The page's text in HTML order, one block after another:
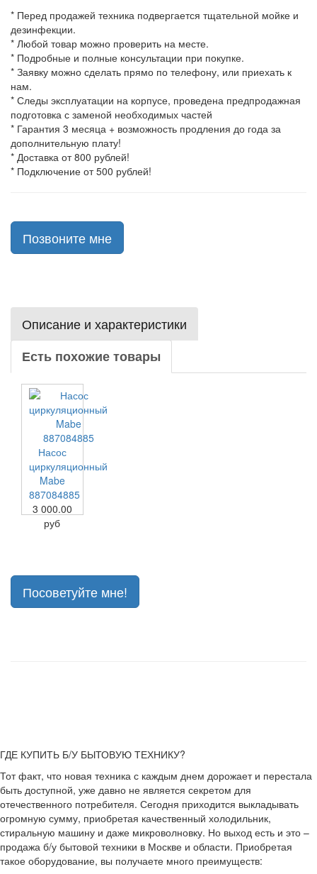
* Перед продажей техника подвергается тщательной мойке и
дезинфекции.
* Любой товар можно проверить на месте.
* Подробные и полные консультации при покупке.
* Заявку можно сделать прямо по телефону, или приехать к
нам.
* Следы эксплуатации на корпусе, проведена предпродажная
подготовка с заменой необходимых частей
* Гарантия 3 месяца + возможность продления до года за
дополнительную плату!
* Доставка от 800 рублей!
* Подключение от 500 рублей!
Позвоните мне
Описание и характеристики
Есть похожие товары
Насос
циркуляционный
Mabe
887084885
3 000.00
руб
Посоветуйте мне!
ГДЕ КУПИТЬ Б/У БЫТОВУЮ ТЕХНИКУ?
Тот факт, что новая техника с каждым днем дорожает и перестала
быть доступной, уже давно не является секретом для
отечественного потребителя. Сегодня приходится выкладывать
огромную сумму, приобретая качественный холодильник,
стиральную машину и даже микроволновку. Но выход есть и это –
продажа б/у бытовой техники в Москве и области. Приобретая
такое оборудование, вы получаете много преимуществ: